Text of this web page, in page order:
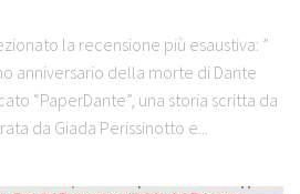
la recensione più esaustiva: ”
anniversario della morte di Dante
“PaperDante”, una storia scritta da
da Giada Perissinotto e...